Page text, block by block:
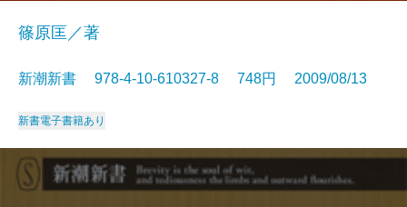
篠原匡／著
新潮新書 978-4-10-610327-8 748円 2009/08/13
新書電子書籍あり